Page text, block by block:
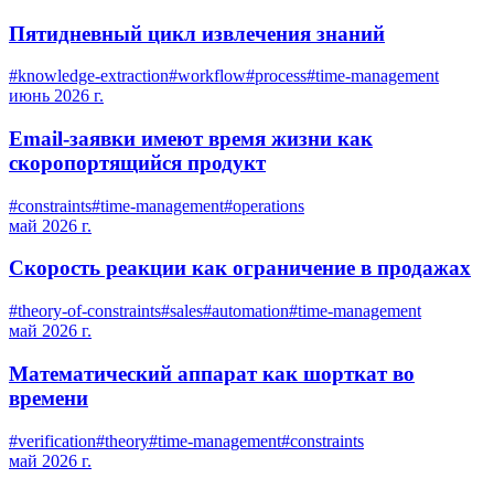
Пятидневный цикл извлечения знаний
#knowledge-extraction#workflow#process#time-management
июнь 2026 г.
Email-заявки имеют время жизни как
скоропортящийся продукт
#constraints#time-management#operations
май 2026 г.
Скорость реакции как ограничение в продажах
#theory-of-constraints#sales#automation#time-management
май 2026 г.
Математический аппарат как шорткат во
времени
#verification#theory#time-management#constraints
май 2026 г.